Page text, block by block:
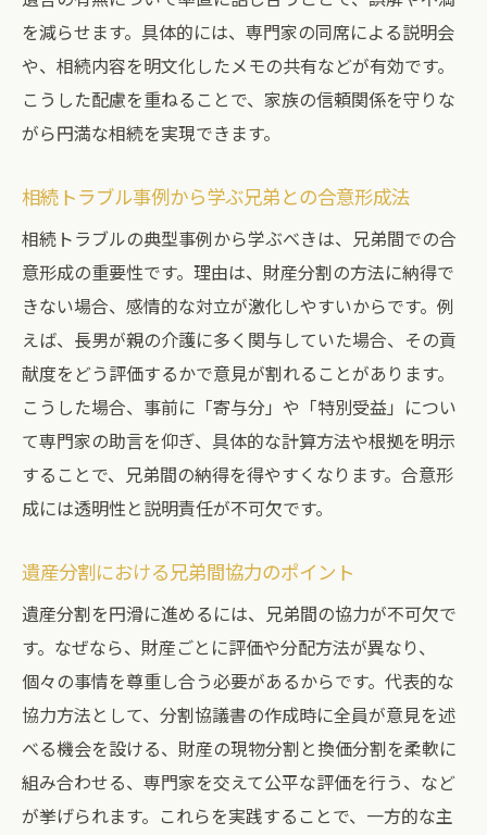
を減らせます。具体的には、専門家の同席による説明会
や、相続内容を明文化したメモの共有などが有効です。
こうした配慮を重ねることで、家族の信頼関係を守りな
がら円満な相続を実現できます。
相続トラブル事例から学ぶ兄弟との合意形成法
相続トラブルの典型事例から学ぶべきは、兄弟間での合
意形成の重要性です。理由は、財産分割の方法に納得で
きない場合、感情的な対立が激化しやすいからです。例
えば、長男が親の介護に多く関与していた場合、その貢
献度をどう評価するかで意見が割れることがあります。
こうした場合、事前に「寄与分」や「特別受益」につい
て専門家の助言を仰ぎ、具体的な計算方法や根拠を明示
することで、兄弟間の納得を得やすくなります。合意形
成には透明性と説明責任が不可欠です。
遺産分割における兄弟間協力のポイント
遺産分割を円滑に進めるには、兄弟間の協力が不可欠で
す。なぜなら、財産ごとに評価や分配方法が異なり、
個々の事情を尊重し合う必要があるからです。代表的な
協力方法として、分割協議書の作成時に全員が意見を述
べる機会を設ける、財産の現物分割と換価分割を柔軟に
組み合わせる、専門家を交えて公平な評価を行う、など
が挙げられます。これらを実践することで、一方的な主